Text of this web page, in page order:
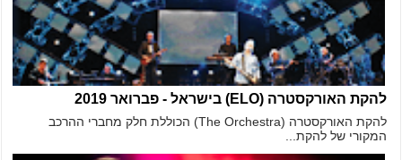
להקת האורקסטרה (ELO) בישראל - פברואר 2019
להקת האורקסטרה (The Orchestra) הכוללת חלק מחברי ההרכב
המקורי של להקת...